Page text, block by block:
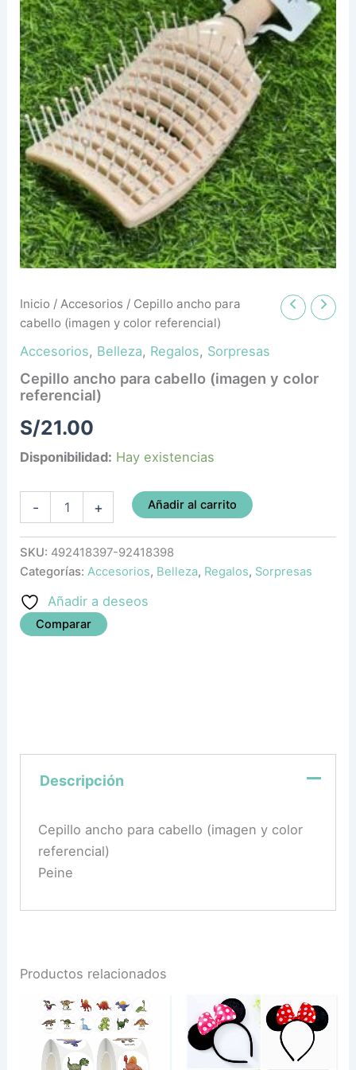
Inicio /Accesorios / Cepillo ancho para
cabello (imagen y color referencial)
Accesorios, Belleza, Regalos, Sorpresas
Cepillo ancho para cabello (imagen y color
referencial)
S/21.00
Disponibilidad: Hay existencias
-
referencial)
cantidad
+ Añadir al carrito
SKU: 492418397-92418398
Categorías:Accesorios, Belleza, Regalos, Sorpresas
Añadir a deseos
Comparar
Descripción
Cepillo ancho para cabello (imagen y color
referencial)
Peine
Productos relacionados